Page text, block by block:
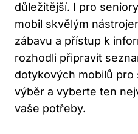
důležitější. I pro
mobil skvělým
zábavu a přístup k
rozhodli připravit
dotykových mobilů pro
výběr a vyberte ten
vaše potřeby.